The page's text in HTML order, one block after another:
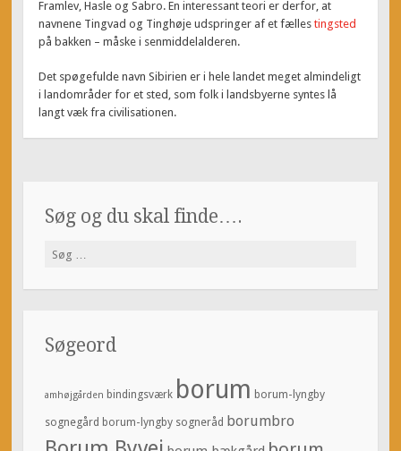
Framlev, Hasle og Sabro. En interessant teori er derfor, at
navnene Tingvad og Tinghøje udspringer af et fællestingsted
på bakken – måske i senmiddelalderen.
Det spøgefulde navn Sibirien er i hele landet meget almindeligt
i landområder for et sted, som folk i landsbyerne syntes lå
langt væk fra civilisationen.
Søg og du skal finde….
Søg
Søgeord
amhøjgården bindingsværk borum borum-lyngby
sognegård borum-lyngby sogneråd borumbro